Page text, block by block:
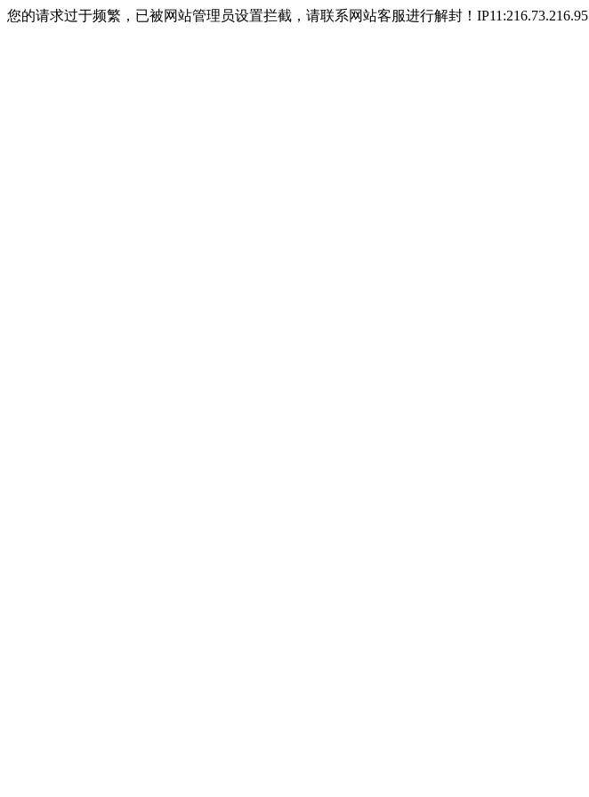
您的请求过于频繁，已被网站管理员设置拦截，请联系网站客服进行解封！IP11:216.73.216.95